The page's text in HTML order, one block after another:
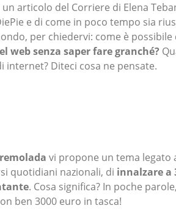
articolo del Corriere di Elena
e di come in poco tempo sia
per chiedervi: come è possibile
web senza saper fare granché?
internet? Diteci cosa ne pensate.
vi propone un tema legato
quotidiani nazionali, di innalzare a
. Cosa significa? In poche
ben 3000 euro in tasca!